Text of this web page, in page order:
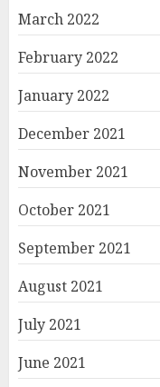
March 2022
February 2022
January 2022
December 2021
November 2021
October 2021
September 2021
August 2021
July 2021
June 2021